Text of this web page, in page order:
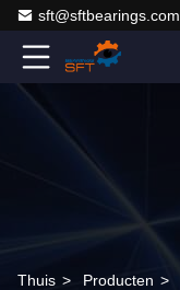
sft@sftbearings.com
Thuis > Producten >